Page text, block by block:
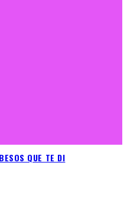
QUE TE DI